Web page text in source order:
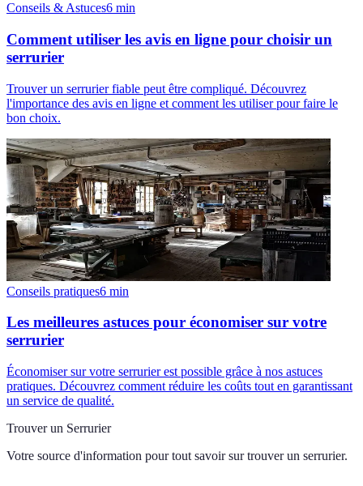
Conseils & Astuces6 min
Comment utiliser les avis en ligne pour choisir un
serrurier
Trouver un serrurier fiable peut être compliqué. Découvrez
l'importance des avis en ligne et comment les utiliser pour faire le
bon choix.
Conseils pratiques6 min
Les meilleures astuces pour économiser sur votre
serrurier
Économiser sur votre serrurier est possible grâce à nos astuces
pratiques. Découvrez comment réduire les coûts tout en garantissant
un service de qualité.
Trouver un Serrurier
Votre source d'information pour tout savoir sur trouver un serrurier.